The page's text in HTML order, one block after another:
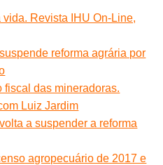
Revista IHU On-Line,
reforma agrária por
fiscal das mineradoras.
Luiz Jardim
a suspender a reforma
agropecuário de 2017 e